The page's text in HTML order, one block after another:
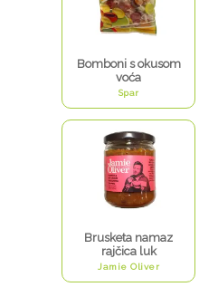
Bomboni s okusom
voća
Spar
Brusketa namaz
rajčica luk
Jamie Oliver